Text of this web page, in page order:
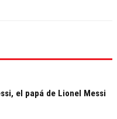
el papá de Lionel Messi